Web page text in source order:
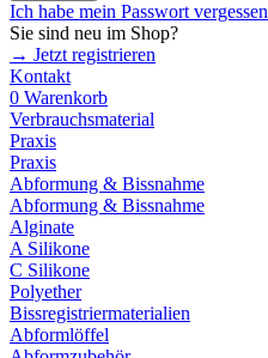
Ich habe mein Passwort vergessen
Sie sind neu im Shop?
→ Jetzt registrieren
Kontakt
0 Warenkorb
Verbrauchsmaterial
Praxis
Praxis
Abformung & Bissnahme
Abformung & Bissnahme
Alginate
A Silikone
C Silikone
Polyether
Bissregistriermaterialien
Abformlöffel